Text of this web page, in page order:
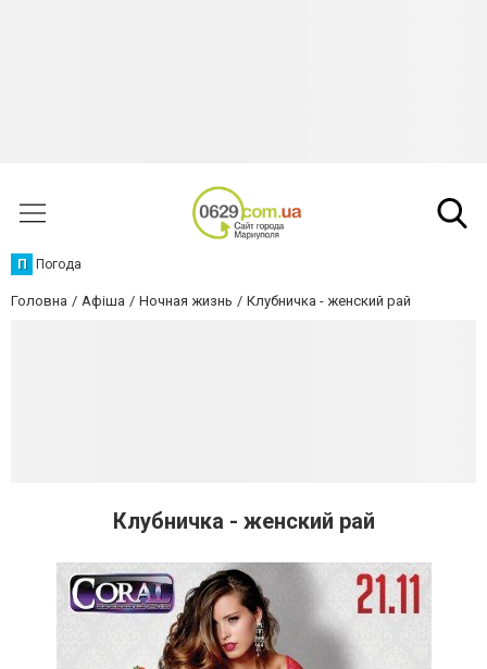
П Погода
Головна Афіша Ночная жизнь Клубничка - женский рай
Клубничка - женский рай